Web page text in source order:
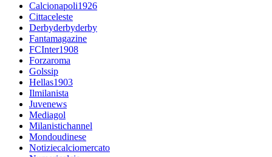
Calcionapoli1926
Cittaceleste
Derbyderbyderby
Fantamagazine
FCInter1908
Forzaroma
Golssip
Hellas1903
Ilmilanista
Juvenews
Mediagol
Milanistichannel
Mondoudinese
Notiziecalciomercato